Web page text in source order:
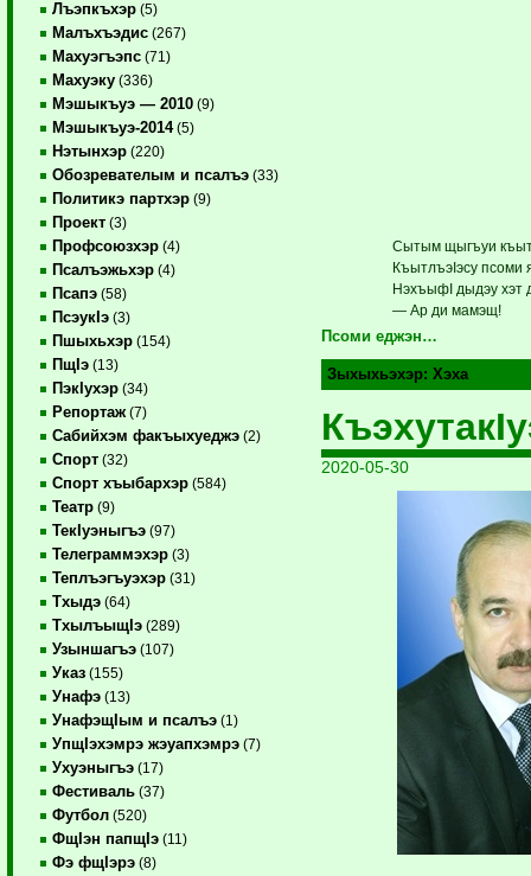
Лъэпкъхэр (5)
Малъхъэдис (267)
Махуэгъэпс (71)
Махуэку (336)
Мэшыкъуэ — 2010 (9)
Мэшыкъуэ-2014(5)
Нэтынхэр (220)
Обозревателым и псалъэ (33)
Политикэ партхэр (9)
Проект (3)
Профсоюзхэр (4)
Псалъэжьхэр (4)
Псапэ (58)
ПсэукIэ (3)
Пшыхьхэр (154)
ПщIэ (13)
ПэкIухэр (34)
Репортаж (7)
Сабийхэм факъыхуеджэ (2)
Спорт (32)
Спорт хъыбархэр (584)
Театр (9)
ТекIуэныгъэ (97)
Телеграммэхэр (3)
Теплъэгъуэхэр (31)
Тхыдэ (64)
ТхылъыщIэ (289)
Узыншагъэ (107)
Указ (155)
Унафэ (13)
УнафэщIым и псалъэ (1)
УпщIэхэмрэ жэуапхэмрэ (7)
Ухуэныгъэ (17)
Фестиваль (37)
Футбол (520)
ФщIэн папщIэ (11)
Фэ фщIэрэ (8)
Сытым щыгъуи
КъытлъэIэсу псоми
НэхъыфI дыдэу хэт
— Ар ди мамэщ!
Псоми еджэн…
Зыхыхьэхэр:Хэха
2020-05-30